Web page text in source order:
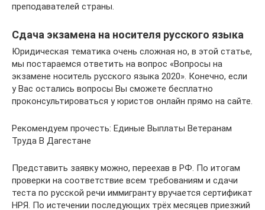
преподавателей страны.
Сдача экзамена на носителя русского языка
Юридическая тематика очень сложная но, в этой статье,
мы постараемся ответить на вопрос «Вопросы на
экзамене носитель русского языка 2020». Конечно, если
у Вас остались вопросы Вы сможете бесплатно
проконсультироваться у юристов онлайн прямо на сайте.
Рекомендуем прочесть: Единые Выплаты Ветеранам
Труда В Дагестане
Представить заявку можно, переехав в РФ. По итогам
проверки на соответствие всем требованиям и сдачи
теста по русской речи иммигранту вручается сертификат
НРЯ. По истечении последующих трёх месяцев приезжий